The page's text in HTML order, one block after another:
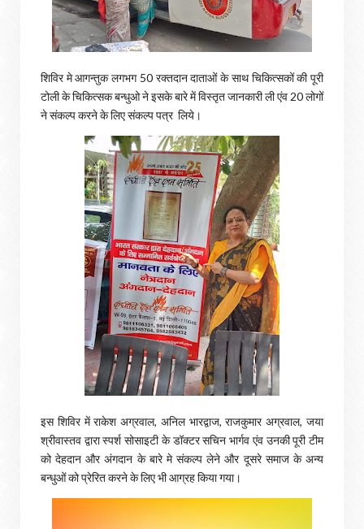
शिविर मे आगन्तुक लगभग 50 रक्तदान दाताओं के साथ चिकित्सकों की पूरी
टोली के चिकित्सक बन्धुओ ने इसके बारे में विस्तृत जानकारी ली एंव 20 लोगों
ने संकल्प करने के लिए संकल्प पत्र लिये।
इस शिविर में राकेश अग्रवाल, अनिल भारद्वाज, राजकुमार अग्रवाल, जया
श्रीवास्तव द्वारा स्पर्श सोसाइटी के डॉक्टर सचिन भार्गव एंव उनकी पूरी टीम
को देहदान और अंगदान के बारे मे संकल्प लेने और दूसरे समाज के अन्य
बन्धुओं को प्रेरित करने के लिए भी आग्रह किया गया।